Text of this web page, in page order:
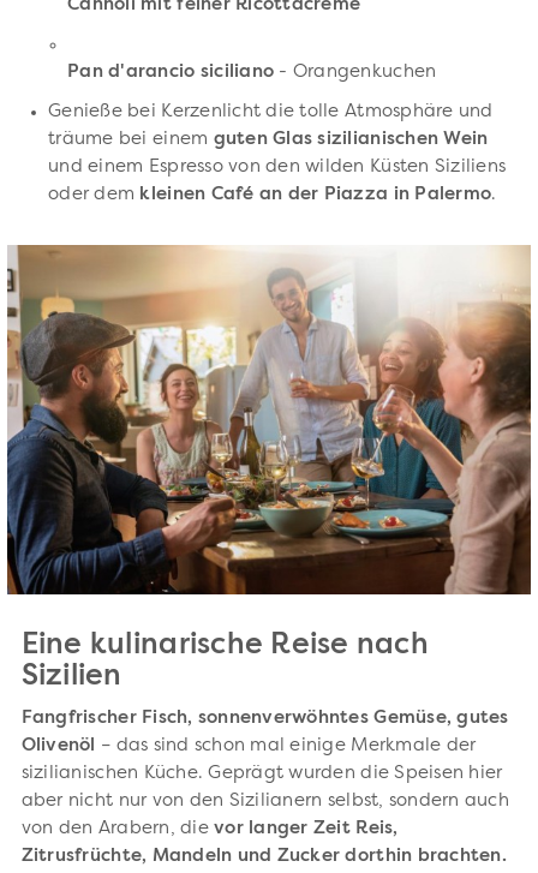
Cannoli mit feiner Ricottacreme
Pan d'arancio siciliano - Orangenkuchen
Genieße bei Kerzenlicht die tolle Atmosphäre und
träume bei einem guten Glas sizilianischen Wein
und einem Espresso von den wilden Küsten Siziliens
oder dem kleinen Café an der Piazza in Palermo.
Eine kulinarische Reise nach
Sizilien
Fangfrischer Fisch, sonnenverwöhntes Gemüse, gutes
Olivenöl – das sind schon mal einige Merkmale der
sizilianischen Küche. Geprägt wurden die Speisen hier
aber nicht nur von den Sizilianern selbst, sondern auch
von den Arabern, dievor langer Zeit Reis,
Zitrusfrüchte, Mandeln und Zucker dorthin brachten.